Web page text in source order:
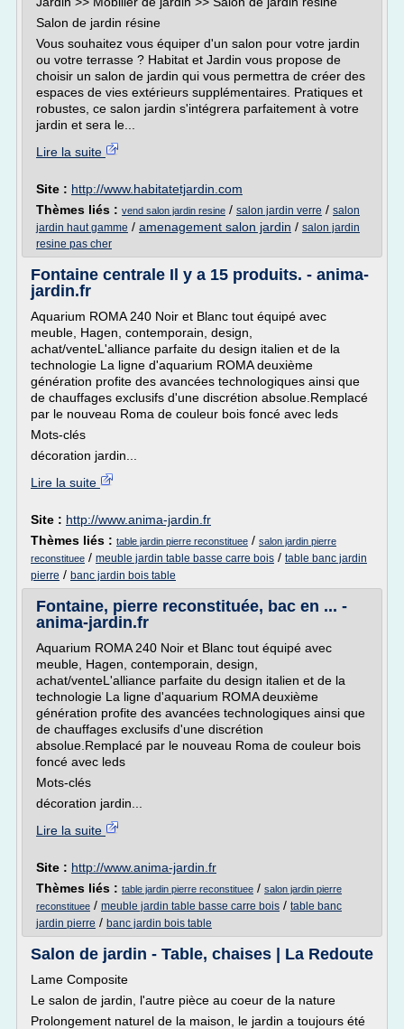
Salon de jardin résine
Vous souhaitez vous équiper d'un salon pour votre jardin
ou votre terrasse ? Habitat et Jardin vous propose de
choisir un salon de jardin qui vous permettra de créer des
espaces de vies extérieurs supplémentaires. Pratiques et
robustes, ce salon jardin s'intégrera parfaitement à votre
jardin et sera le...
Lire la suite
Site : http://www.habitatetjardin.com
Thèmes liés : vend salon jardin resine / salon jardin verre / salon
jardin haut gamme / amenagement salon jardin / salon jardin
resine pas cher
Fontaine centrale Il y a 15 produits. - anima-
jardin.fr
Aquarium ROMA 240 Noir et Blanc tout équipé avec
meuble, Hagen, contemporain, design,
achat/venteL'alliance parfaite du design italien et de la
technologie La ligne d'aquarium ROMA deuxième
génération profite des avancées technologiques ainsi que
de chauffages exclusifs d'une discrétion absolue.Remplacé
par le nouveau Roma de couleur bois foncé avec leds
Mots-clés
décoration jardin...
Lire la suite
Site : http://www.anima-jardin.fr
Thèmes liés : table jardin pierre reconstituee / salon jardin pierre
reconstituee / meuble jardin table basse carre bois / table banc jardin
pierre / banc jardin bois table
Fontaine, pierre reconstituée, bac en ... -
anima-jardin.fr
Aquarium ROMA 240 Noir et Blanc tout équipé avec
meuble, Hagen, contemporain, design,
achat/venteL'alliance parfaite du design italien et de la
technologie La ligne d'aquarium ROMA deuxième
génération profite des avancées technologiques ainsi que
de chauffages exclusifs d'une discrétion
absolue.Remplacé par le nouveau Roma de couleur bois
foncé avec leds
Mots-clés
décoration jardin...
Lire la suite
Site : http://www.anima-jardin.fr
Thèmes liés : table jardin pierre reconstituee / salon jardin pierre
reconstituee / meuble jardin table basse carre bois / table banc
jardin pierre / banc jardin bois table
Salon de jardin - Table, chaises | La Redoute
Lame Composite
Le salon de jardin, l'autre pièce au coeur de la nature
Prolongement naturel de la maison, le jardin a toujours été